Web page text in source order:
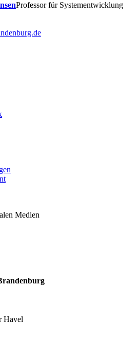
Professor für Systementwicklung
Medien
Havel